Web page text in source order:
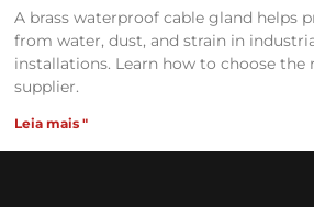
A brass waterproof cable gland helps
from water, dust, and strain in
installations. Learn how to choose the
supplier.
Leia mais "